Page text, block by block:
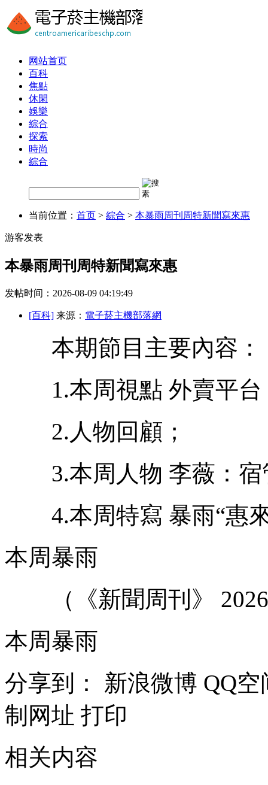
网站首页
百科
焦點
休閑
娛樂
綜合
探索
時尚
綜合
当前位置： 首页 > 綜合 > 本暴雨周刊周特新聞寫來惠
游客发表
本暴雨周刊周特新聞寫來惠
发帖时间：2026-08-09 04:19:49
[百科] 来源： 電子菸主機部落網
本期節目主要內容：
1.本周視點 外賣平台
2.人物回顧；
3.本周人物 李薇：宿
4.本周特寫 暴雨“惠
本周暴雨
（《新聞周刊》
本周暴雨
分享到：
新浪微博 QQ空
制网址 打印
相关内容